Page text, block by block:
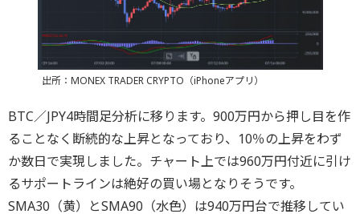
出所：MONEX TRADER CRYPTO（iPhoneアプリ）
BTC／JPY4時間足分析に移ります。900万円から押し目を作
ることなく断続的な上昇となっており、10％の上昇をわず
か数日で実現しました。チャート上では960万円付近に引け
るサポートラインは絶好の買い場となりそうです。
SMA30（黄）とSMA90（水色）は940万円台で推移してい